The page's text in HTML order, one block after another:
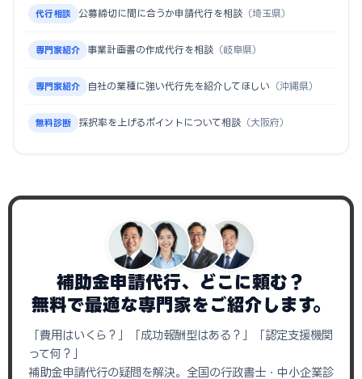
代行相談 公募締切に間に合うか申請代行を相談 （埼玉県）
専門家紹介 事業計画書の作成代行を相談 （岐阜県）
専門家紹介 自社の業種に強い代行先を紹介してほしい （沖縄県）
無料診断 採択率を上げるポイントについて相談 （大阪府）
補助金申請代行、どこに頼む？
無料で最適な専門家をご紹介します。
「費用はいくら？」「成功報酬型はある？」「認定支援機関
って何？」
補助金申請代行の疑問を解決。全国の行政書士・中小企業診